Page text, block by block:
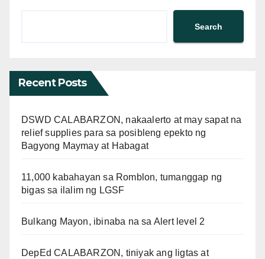
Search
Recent Posts
DSWD CALABARZON, nakaalerto at may sapat na
relief supplies para sa posibleng epekto ng
Bagyong Maymay at Habagat
11,000 kabahayan sa Romblon, tumanggap ng
bigas sa ilalim ng LGSF
Bulkang Mayon, ibinaba na sa Alert level 2
DepEd CALABARZON, tiniyak ang ligtas at